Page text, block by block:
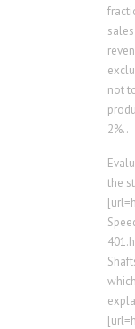
not
2%..
the